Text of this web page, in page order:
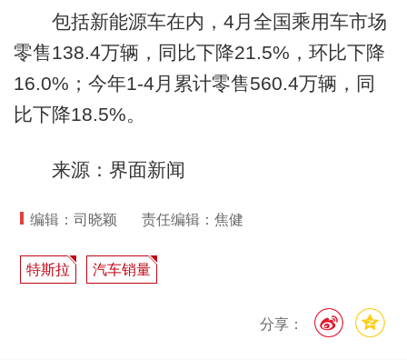
包括新能源车在内，4月全国乘用车市场
零售138.4万辆，同比下降21.5%，环比下降
16.0%；今年1-4月累计零售560.4万辆，同
比下降18.5%。
来源：界面新闻
编辑：司晓颖 责任编辑：焦健
特斯拉 汽车销量
分享：